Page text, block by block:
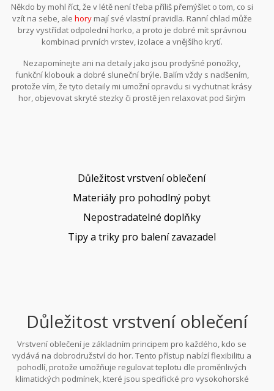
Někdo by mohl říct, že v létě není třeba příliš přemýšlet o tom, co si
vzít na sebe, ale horymají své vlastní pravidla. Ranní chlad může
brzy vystřídat odpolední horko, a proto je dobré mít správnou
kombinaci prvních vrstev, izolace a vnějšího krytí.
Nezapomínejte ani na detaily jako jsou prodyšné ponožky,
funkční klobouk a dobré sluneční brýle. Balím vždy s nadšením,
protože vím, že tyto detaily mi umožní opravdu si vychutnat krásy
hor, objevovat skryté stezky či prostě jen relaxovat pod širým
Důležitost vrstvení oblečení
Materiály pro pohodlný pobyt
Nepostradatelné doplňky
Tipy a triky pro balení zavazadel
Důležitost vrstvení oblečení
Vrstvení oblečení je základním principem pro každého, kdo se
vydává na dobrodružství do hor. Tento přístup nabízí flexibilitu a
pohodlí, protože umožňuje regulovat teplotu dle proměnlivých
klimatických podmínek, které jsou specifické pro vysokohorské